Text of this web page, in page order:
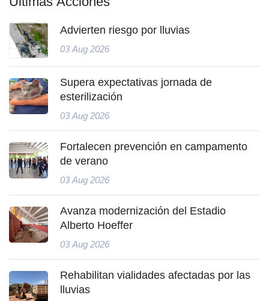
Advierten riesgo por lluvias
03 Aug 2026
Supera expectativas jornada de
esterilización
03 Aug 2026
Fortalecen prevención en campamento
de verano
03 Aug 2026
Avanza modernización del Estadio
Alberto Hoeffer
03 Aug 2026
Rehabilitan vialidades afectadas por las
lluvias